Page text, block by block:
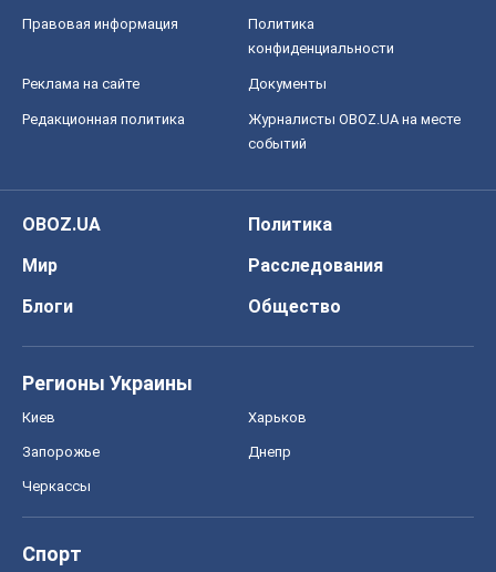
Правовая информация
Политика
конфиденциальности
Реклама на сайте Документы
Редакционная политика
Журналисты OBOZ.UA на месте
событий
OBOZ.UA
Политика
Мир
Расследования
Блоги
Общество
Регионы Украины
Киев Харьков
Запорожье Днепр
Черкассы
Спорт